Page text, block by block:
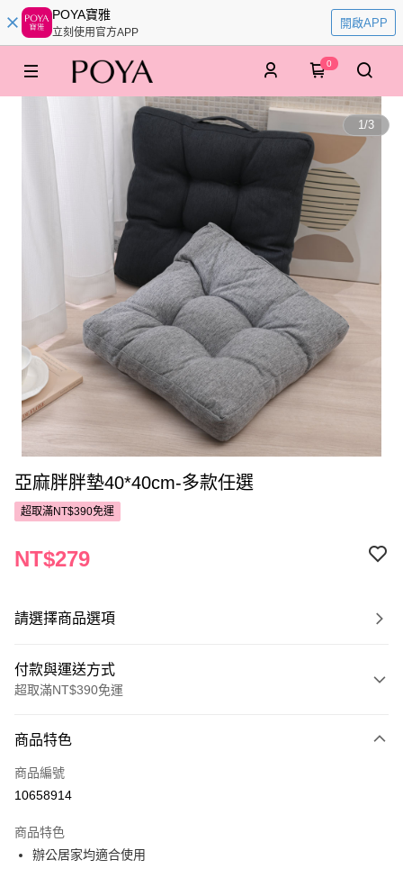
POYA寶雅
立刻使用官方APP
開啟APP
0
1/3
亞麻胖胖墊40*40cm-多款任選
超取滿NT$390免運
NT$279
請選擇商品選項
付款與運送方式
超取滿NT$390免運
POYA支付
信用卡一次付款
LINE Pay
商品特色
商品編號
10658914
商品特色
辦公居家均適合使用